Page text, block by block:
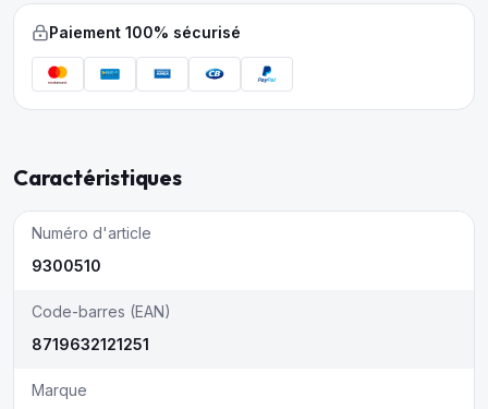
Paiement 100% sécurisé
Caractéristiques
Numéro d'article
9300510
Code-barres (EAN)
8719632121251
Marque